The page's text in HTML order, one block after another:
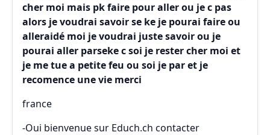
cher moi mais pk faire pour aller ou je c pas
alors je voudrai savoir se ke je pourai faire ou
alleraidé moi je voudrai juste savoir ou je
pourai aller parseke c soi je rester cher moi et
je me tue a petite feu ou soi je par et je
recomence une vie merci
france
-Oui bienvenue sur Educh.ch contacter